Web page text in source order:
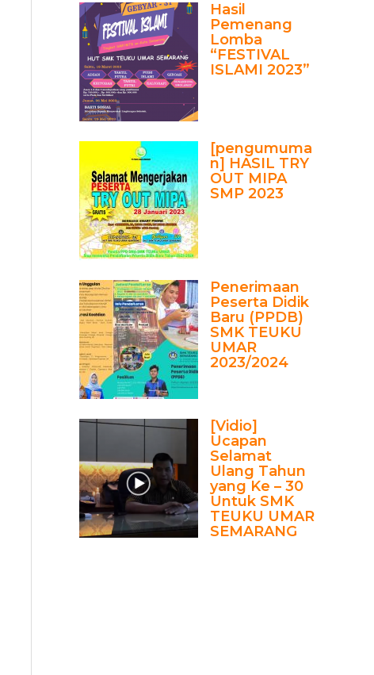
Hasil
Pemenang
Lomba
“FESTIVAL
ISLAMI 2023”
[pengumuma
n] HASIL TRY
OUT MIPA
SMP 2023
Penerimaan
Peserta Didik
Baru (PPDB)
SMK TEUKU
UMAR
2023/2024
[Vidio]
Ucapan
Selamat
Ulang Tahun
yang Ke – 30
Untuk SMK
TEUKU UMAR
SEMARANG